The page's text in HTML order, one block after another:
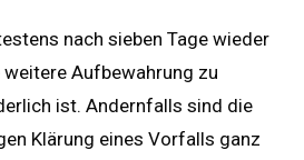
nach sieben Tage wieder
Aufbewahrung zu
ist. Andernfalls sind die
Klärung eines Vorfalls ganz